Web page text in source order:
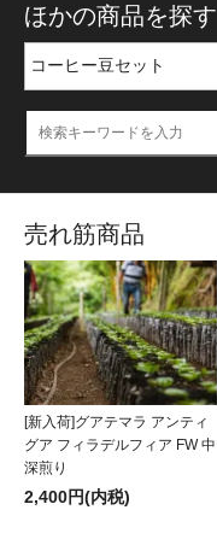
ほかの商品を探す
売れ筋商品
[新入荷]グアテマラ アンティ
グア フィラデルフィア FW 中
深煎り
2,400円(内税)